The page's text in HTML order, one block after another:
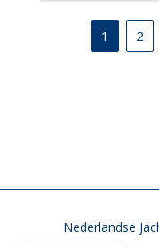
1 2
Nederlandse